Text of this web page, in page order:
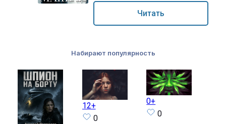
Читать
Набирают популярность
12+
0
0+
0